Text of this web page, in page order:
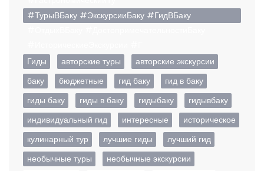
#ТурыВБаку #ЭкскурсииБаку #ГидВБаку
Гиды
авторские туры
авторские экскурсии
баку
бюджетные гид баку
гид в баку
гиды баку
гиды в баку гидыбаку
гидывбаку
индивидуальный гид
интересные
историческое
кулинарный тур
лучшие гиды
лучший гид
необычные туры
необычные экскурсии